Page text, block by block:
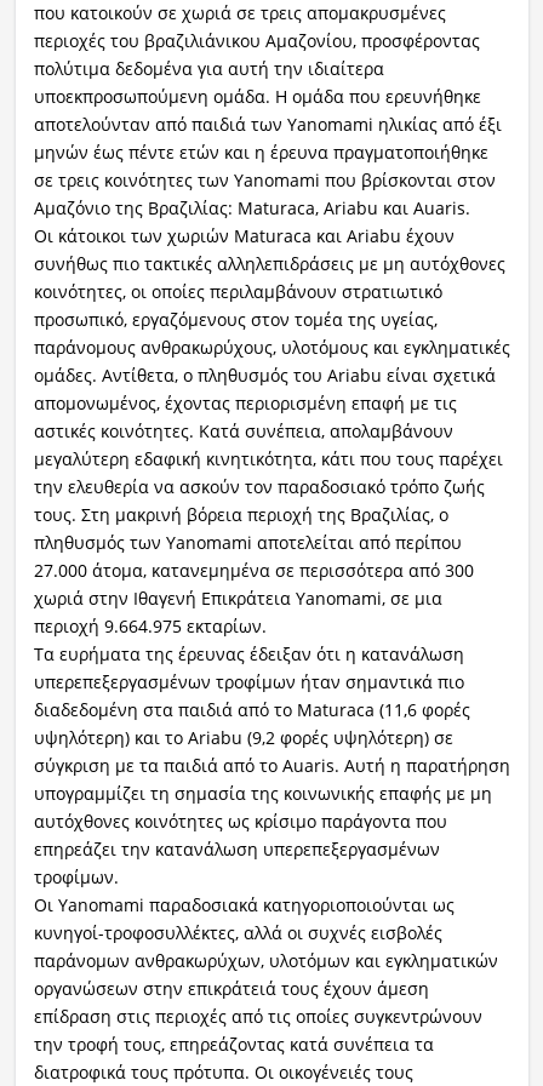
που κατοικούν σε χωριά σε τρεις απομακρυσμένες
περιοχές του βραζιλιάνικου Αμαζονίου, προσφέροντας
πολύτιμα δεδομένα για αυτή την ιδιαίτερα
υποεκπροσωπούμενη ομάδα. Η ομάδα που ερευνήθηκε
αποτελούνταν από παιδιά των Yanomami ηλικίας από έξι
μηνών έως πέντε ετών και η έρευνα πραγματοποιήθηκε
σε τρεις κοινότητες των Yanomami που βρίσκονται στον
Αμαζόνιο της Βραζιλίας: Maturaca, Ariabu και Auaris.
Οι κάτοικοι των χωριών Maturaca και Ariabu έχουν
συνήθως πιο τακτικές αλληλεπιδράσεις με μη αυτόχθονες
κοινότητες, οι οποίες περιλαμβάνουν στρατιωτικό
προσωπικό, εργαζόμενους στον τομέα της υγείας,
παράνομους ανθρακωρύχους, υλοτόμους και εγκληματικές
ομάδες. Αντίθετα, ο πληθυσμός του Ariabu είναι σχετικά
απομονωμένος, έχοντας περιορισμένη επαφή με τις
αστικές κοινότητες. Κατά συνέπεια, απολαμβάνουν
μεγαλύτερη εδαφική κινητικότητα, κάτι που τους παρέχει
την ελευθερία να ασκούν τον παραδοσιακό τρόπο ζωής
τους. Στη μακρινή βόρεια περιοχή της Βραζιλίας, ο
πληθυσμός των Yanomami αποτελείται από περίπου
27.000 άτομα, κατανεμημένα σε περισσότερα από 300
χωριά στην Ιθαγενή Επικράτεια Yanomami, σε μια
περιοχή 9.664.975 εκταρίων.
Τα ευρήματα της έρευνας έδειξαν ότι η κατανάλωση
υπερεπεξεργασμένων τροφίμων ήταν σημαντικά πιο
διαδεδομένη στα παιδιά από το Maturaca (11,6 φορές
υψηλότερη) και το Ariabu (9,2 φορές υψηλότερη) σε
σύγκριση με τα παιδιά από το Auaris. Αυτή η παρατήρηση
υπογραμμίζει τη σημασία της κοινωνικής επαφής με μη
αυτόχθονες κοινότητες ως κρίσιμο παράγοντα που
επηρεάζει την κατανάλωση υπερεπεξεργασμένων
τροφίμων.
Οι Yanomami παραδοσιακά κατηγοριοποιούνται ως
κυνηγοί-τροφοσυλλέκτες, αλλά οι συχνές εισβολές
παράνομων ανθρακωρύχων, υλοτόμων και εγκληματικών
οργανώσεων στην επικράτειά τους έχουν άμεση
επίδραση στις περιοχές από τις οποίες συγκεντρώνουν
την τροφή τους, επηρεάζοντας κατά συνέπεια τα
διατροφικά τους πρότυπα. Οι οικογένειές τους